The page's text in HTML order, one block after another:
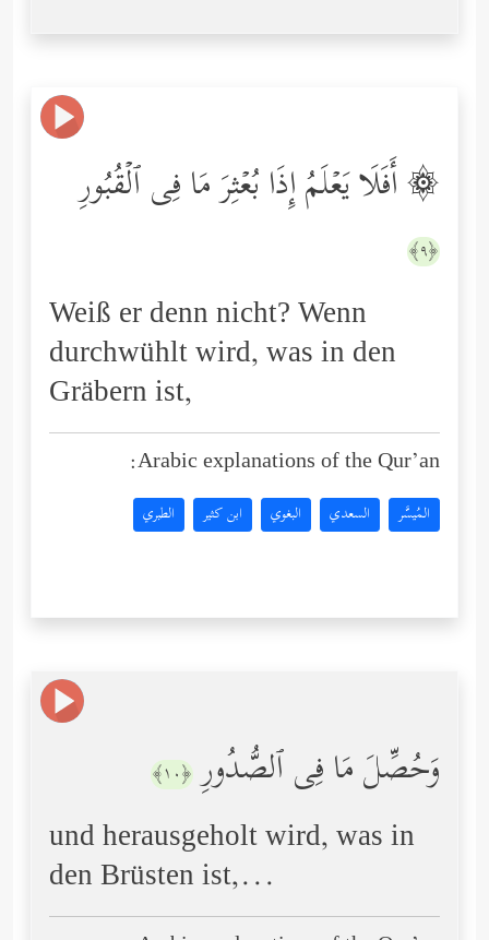
۞ أَفَلَا یَعۡلَمُ إِذَا بُعۡثِرَ مَا فِی ٱلۡقُبُورِ
﴿٩﴾
Weiß er denn nicht? Wenn
durchwühlt wird, was in den
Gräbern ist,
Arabic explanations of the Qur’an:
المُيسَّر السعدي البغوي ابن كثير الطبري
وَحُصِّلَ مَا فِی ٱلصُّدُورِ ﴿١٠﴾
und herausgeholt wird, was in
den Brüsten ist,...